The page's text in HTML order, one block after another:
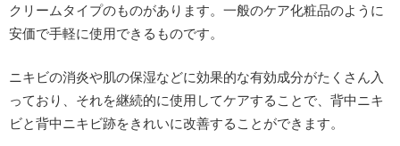
クリームタイプのものがあります。一般のケア化粧品のように
安価で手軽に使用できるものです。
ニキビの消炎や肌の保湿などに効果的な有効成分がたくさん入
っており、それを継続的に使用してケアすることで、背中ニキ
ビと背中ニキビ跡をきれいに改善することができます。